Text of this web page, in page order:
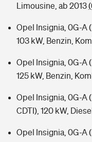
Limousine, ab 2013
Opel Insignia, 0G-A
103 kW, Benzin,
Opel Insignia, 0G-A
125 kW, Benzin,
Opel Insignia, 0G-A
CDTI), 120 kW,
Opel Insignia, 0G-A